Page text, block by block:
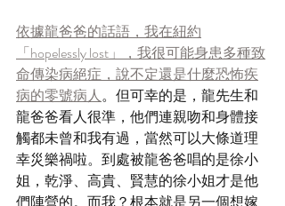
依據龍爸爸的話語，我在紐約
「hopelessly lost」，我很可能身患多種致
命傳染病絕症，說不定還是什麼恐怖疾
病的零號病人。但可幸的是，龍先生和
龍爸爸看人很準，他們連親吻和身體接
觸都未曾和我有過，當然可以大條道理
幸災樂禍啦。到處被龍爸爸唱的是徐小
姐，乾淨、高貴、賢慧的徐小姐才是他